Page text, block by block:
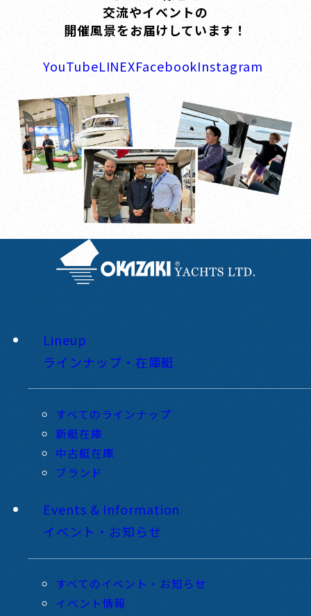
交流やイベントの
開催風景をお届けしています！
YouTubeLINEXFacebookInstagram
Lineup
ラインナップ・在庫艇
すべてのラインナップ
新艇在庫
中古艇在庫
ブランド
Events & Information
イベント・お知らせ
すべてのイベント・お知らせ
イベント情報